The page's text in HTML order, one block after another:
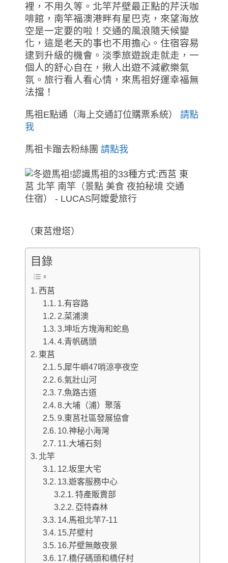
裡，不用久等。北竿芹壁最正點的芹沃咖
啡館，南竿福澳港畔有星巴克，來望海放
空是一定要的啦！交通的風浪隨天候變
化，這是老天的事也不用擔心。住宿容易
逮到升級的機會。淡季旅遊說走就走，一
個人的舒心自在，揪人出遊不減歡樂氣
氛。旅行看人看心情，來馬祖好運幸福無
法擋！
馬祖E點通（海上交通訂位購票系統） 請點
我
馬祖卡蹓去粉絲團 請點我
（東莒燈塔）
目錄
西莒
1.有容路
2.菜浦澳
3.坤坵方塊海和蛇島
4.青帆碼頭
東莒
5.犀牛嶼47哨涼亭夜空
6.氣壯山河
7.魚路古道
8.大埔（浦）聚落
9.東莒社區發展協會
10.神秘小海灣
11.大埔石刻
北竿
12.坂里大宅
13.遊客服務中心
特產販賣部
亞特森林
14.馬祖北竿7-11
15.芹壁村
16.芹壁無敵夜景
17.橋仔碼頭和橋仔村